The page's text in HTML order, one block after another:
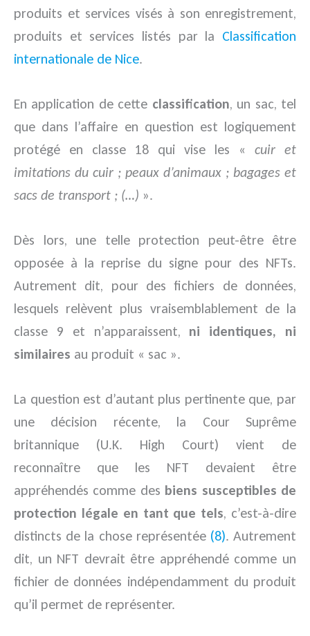
produits et services visés à son enregistrement,
produits et services listés par la Classification
internationale de Nice.
En application de cette classification, un sac, tel
que dans l’affaire en question est logiquement
protégé en classe 18 qui vise les « cuir et
imitations du cuir ; peaux d’animaux ; bagages et
sacs de transport ; (…) ».
Dès lors, une telle protection peut-être être
opposée à la reprise du signe pour des NFTs.
Autrement dit, pour des fichiers de données,
lesquels relèvent plus vraisemblablement de la
classe 9 et n’apparaissent, ni identiques, ni
similaires au produit « sac ».
La question est d’autant plus pertinente que, par
une décision récente, la Cour Suprême
britannique (U.K. High Court) vient de
reconnaître que les NFT devaient être
appréhendés comme des biens susceptibles de
protection légale en tant que tels, c’est-à-dire
distincts de la chose représentée (8). Autrement
dit, un NFT devrait être appréhendé comme un
fichier de données indépendamment du produit
qu’il permet de représenter.